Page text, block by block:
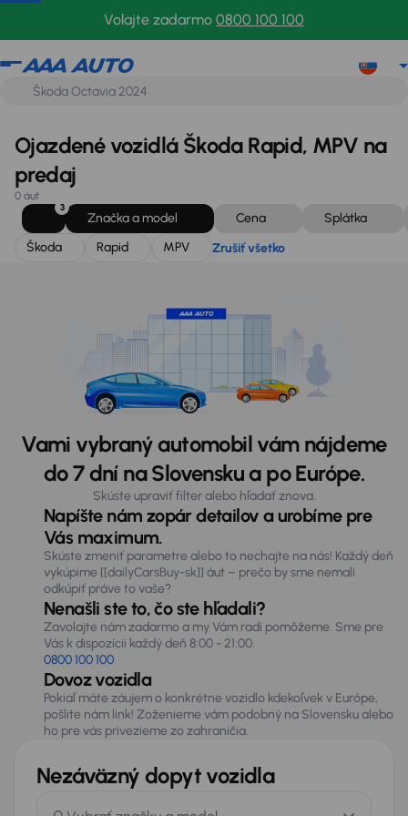
Volajte zadarmo 0800 100 100
Škoda
Ojazdené vozidlá Škoda Rapid, MPV na
predaj
0 áut
3
Značka a model Cena
Splátka
Škoda
Rapid MPV Zrušiť všetko
Vami vybraný automobil vám nájdeme
do 7 dní na Slovensku a po Európe.
Skúste upraviť filter alebo hľadať znova.
Napíšte nám zopár detailov a urobíme pre
Vás maximum.
Skúste zmeniť parametre alebo to nechajte na nás! Každý deň
vykúpime [[dailyCarsBuy-sk]] áut – prečo by sme nemali
odkúpiť práve to vaše?
Nenašli ste to, čo ste hľadali?
Zavolajte nám zadarmo a my Vám radi pomôžeme. Sme pre
Vás k dispozícii každý deň 8:00 - 21:00.
0800 100 100
Dovoz vozidla
Pokiaľ máte záujem o konkrétne vozidlo kdekoľvek v Európe,
pošlite nám link! Zoženieme vám podobný na Slovensku alebo
ho pre vás privezieme zo zahraničia.
Nezáväzný dopyt vozidla